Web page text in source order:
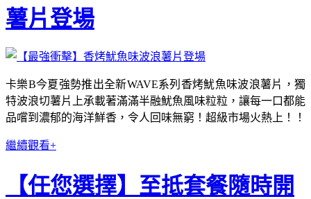
薯片登場
卡樂B今夏強勢推出全新WAVE系列香烤魷魚味波浪薯片，獨
特波浪切薯片上承載著滿滿半融魷魚風味粒粒，讓每一口都能
品嚐到濃郁的海洋鮮香，令人回味無窮！超級市場火熱上！！
繼續觀看+
【任您選擇】至抵套餐隨時開